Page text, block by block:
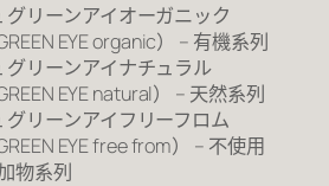
グリーンアイオーガニック
EYE organic） – 有機系列
グリーンアイナチュラル
EYE natural） – 天然系列
グリーンアイフリーフロム
EYE free from） – 不使用
物系列